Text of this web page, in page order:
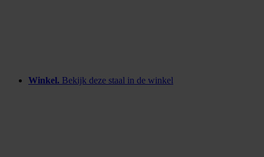
Winkel. Bekijk deze staal in de winkel